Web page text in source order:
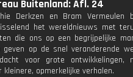
Buitenland: Afl. 24
Derkzen en Bram Vermeulen
het wereldnieuws met
die ons op een begrijpelijke
geven op de snel veranderende
voor grote ontwikkelingen,
kleinere, opmerkelijke verhalen.